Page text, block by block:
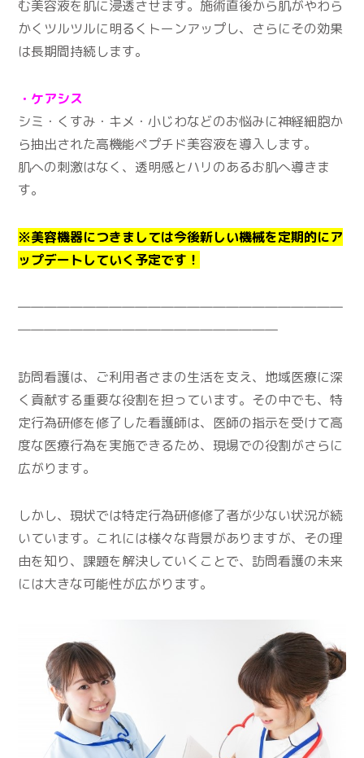
む美容液を肌に浸透させます。施術直後から肌がやわら
かくツルツルに明るくトーンアップし、さらにその効果
は長期間持続します。
・ケアシス
シミ・くすみ・キメ・小じわなどのお悩みに神経細胞か
ら抽出された高機能ペプチド美容液を導入します。
肌への刺激はなく、透明感とハリのあるお肌へ導きま
す。
※美容機器につきましては今後新しい機械を定期的にア
ップデートしていく予定です！
―――――――――――――――――――――――――
――――――――――――――――――――
訪問看護は、ご利用者さまの生活を支え、地域医療に深
く貢献する重要な役割を担っています。その中でも、特
定行為研修を修了した看護師は、医師の指示を受けて高
度な医療行為を実施できるため、現場での役割がさらに
広がります。
しかし、現状では特定行為研修修了者が少ない状況が続
いています。これには様々な背景がありますが、その理
由を知り、課題を解決していくことで、訪問看護の未来
には大きな可能性が広がります。